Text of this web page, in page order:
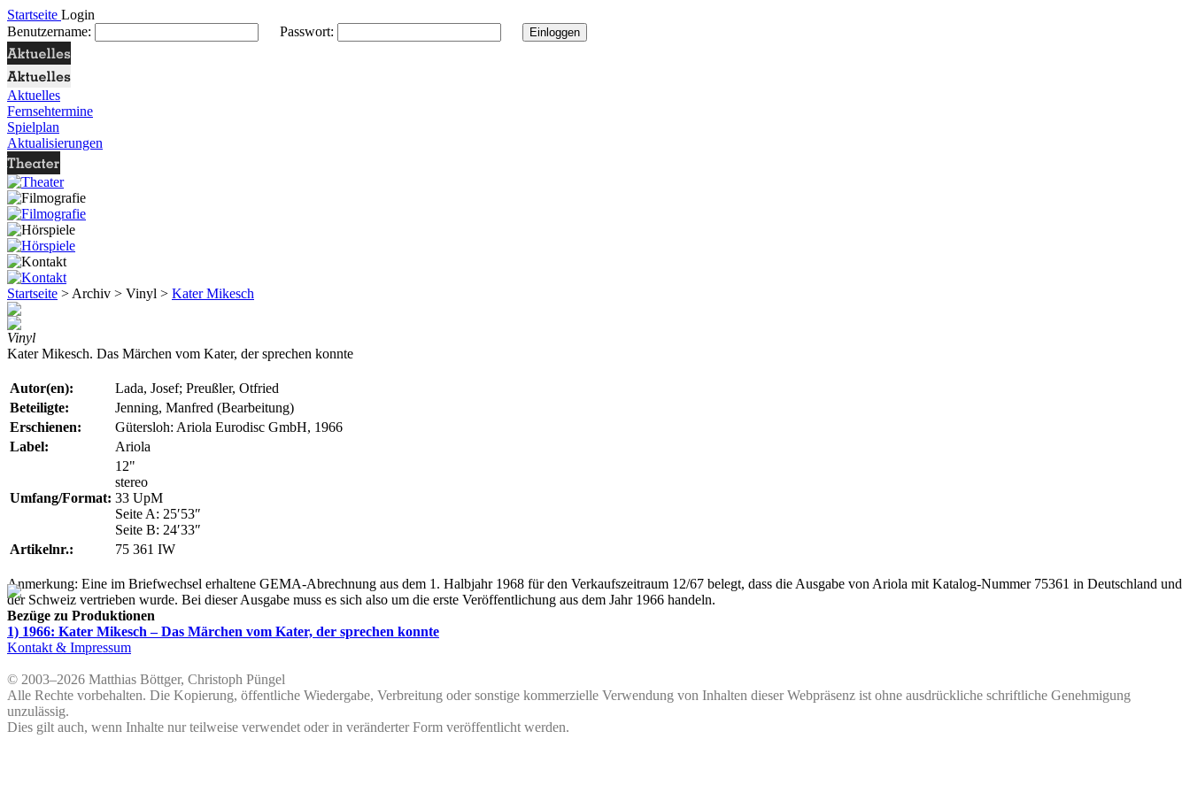
Startseite Login
Benutzername:
Passwort:
Aktuelles
Fernsehtermine
Spielplan
Aktualisierungen
Startseite > Archiv > Vinyl > Kater Mikesch
Vinyl
Kater Mikesch. Das Märchen vom Kater, der sprechen konnte
Autor(en):
Lada, Josef; Preußler, Otfried
Beteiligte:
Jenning, Manfred (Bearbeitung)
Erschienen:
Gütersloh: Ariola Eurodisc GmbH, 1966
Label:
Ariola
Umfang/Format:
12"
stereo
33 UpM
Seite A: 25′53″
Seite B: 24′33″
Artikelnr.:
75 361 IW
Anmerkung: Eine im Briefwechsel erhaltene GEMA-Abrechnung aus dem 1. Halbjahr 1968 für den Verkaufszeitraum 12/67 belegt, dass die Ausgabe von Ariola mit Katalog-Nummer 75361 in Deutschland und
der Schweiz vertrieben wurde. Bei dieser Ausgabe muss es sich also um die erste Veröffentlichung aus dem Jahr 1966 handeln.
Bezüge zu Produktionen
1) 1966: Kater Mikesch – Das Märchen vom Kater, der sprechen konnte
Kontakt & Impressum
© 2003–2026 Matthias Böttger, Christoph Püngel
Alle Rechte vorbehalten. Die Kopierung, öffentliche Wiedergabe, Verbreitung oder sonstige kommerzielle Verwendung von Inhalten dieser Webpräsenz ist ohne ausdrückliche schriftliche Genehmigung
unzulässig.
Dies gilt auch, wenn Inhalte nur teilweise verwendet oder in veränderter Form veröffentlicht werden.